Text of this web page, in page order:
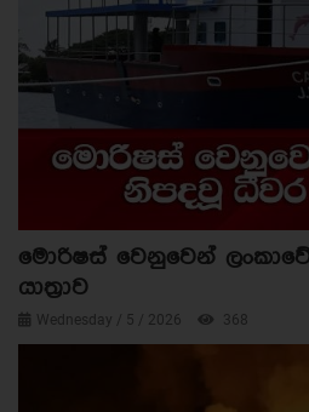
මොරිෂස් වෙනුවෙන්
යාත්‍රාව
Wednesday / 5 / 2026 368